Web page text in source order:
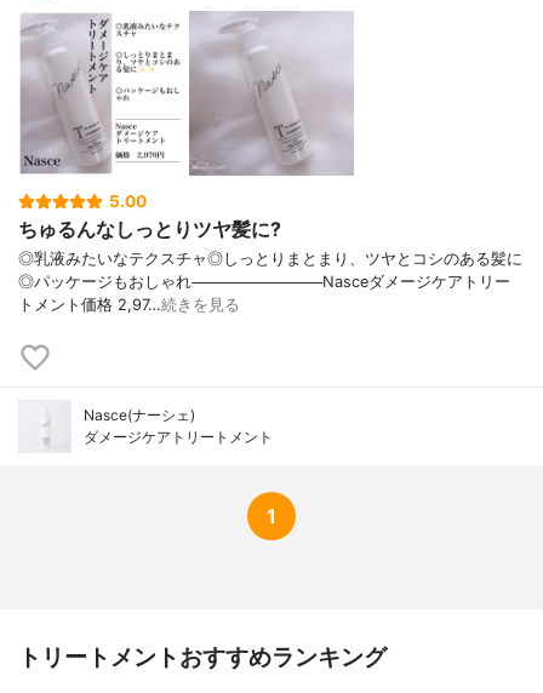
5.00
ちゅるんなしっとりツヤ髪に?
◎乳液みたいなテクスチャ◎しっとりまとまり、ツヤとコシのある髪に
◎パッケージもおしゃれ────────────Nasceダメージケアトリー
トメント価格 2,97…続きを見る
Nasce(ナーシェ)
ダメージケアトリートメント
1
トリートメントおすすめランキング